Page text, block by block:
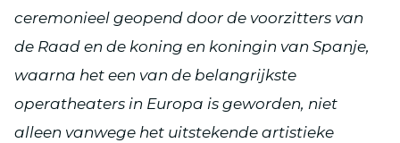
ceremonieel geopend door de voorzitters van
de Raad en de koning en koningin van Spanje,
waarna het een van de belangrijkste
operatheaters in Europa is geworden, niet
alleen vanwege het uitstekende artistieke